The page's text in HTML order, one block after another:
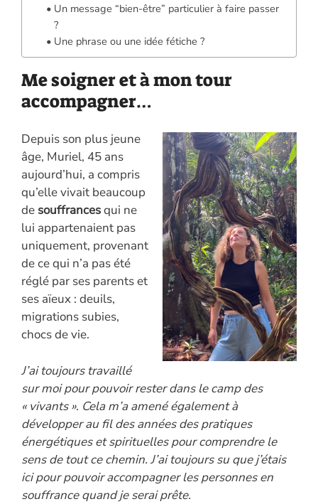
Un message “bien-être” particulier à faire passer
?
Une phrase ou une idée fétiche ?
Me soigner et à mon tour
accompagner…
Depuis son plus jeune
âge, Muriel, 45 ans
aujourd’hui, a compris
qu’elle vivait beaucoup
de souffrancesqui ne
lui appartenaient pas
uniquement, provenant
de ce qui n’a pas été
réglé par ses parents et
ses aïeux : deuils,
migrations subies,
chocs de vie.
J’ai toujours travaillé
sur moi pour pouvoir rester dans le camp des
« vivants ». Cela m’a amené également à
développer au fil des années des pratiques
énergétiques et spirituelles pour comprendre le
sens de tout ce chemin. J’ai toujours su que j’étais
ici pour pouvoir accompagner les personnes en
souffrance quand je serai prête.